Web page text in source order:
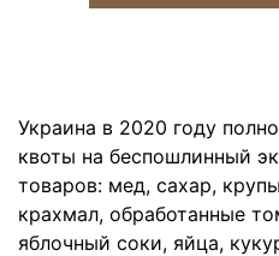
Украина в 2020 году
квоты на беспошлинный
товаров: мед, сахар,
крахмал, обработанные
яблочный соки, яйца,